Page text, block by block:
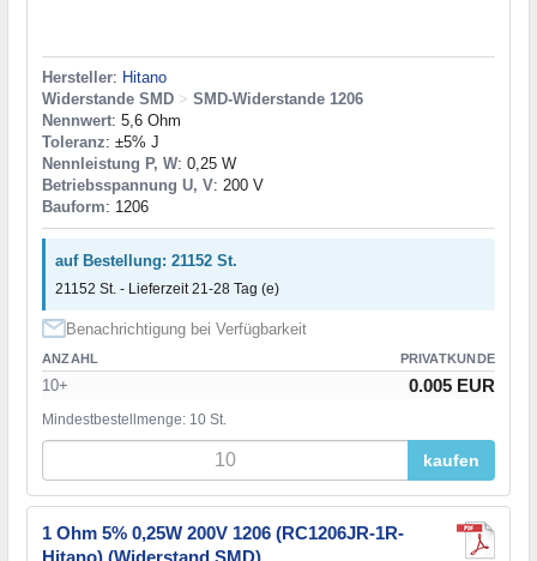
Hersteller: Hitano
Widerstande SMD > SMD-Widerstande 1206
Nennwert: 5,6 Ohm
Toleranz: ±5% J
Nennleistung P, W: 0,25 W
Betriebsspannung U, V: 200 V
Bauform: 1206
auf Bestellung: 21152 St.
21152 St. - Lieferzeit 21-28 Tag (e)
Benachrichtigung bei Verfügbarkeit
ANZAHL PRIVATKUNDE
10+ 0.005 EUR
Mindestbestellmenge: 10 St.
kaufen
1 Ohm 5% 0,25W 200V 1206 (RC1206JR-1R-